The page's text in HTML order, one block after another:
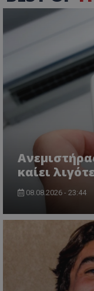
καίει
08.08.2026 - 23:44